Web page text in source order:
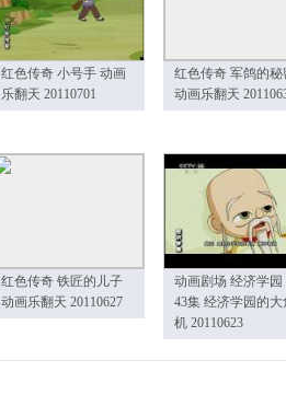
红色传奇 小号手 动画
乐翻天 20110701
红色传奇 军鸽的秘
动画乐翻天
红色传奇 铁匠的儿子
动画乐翻天 20110627
动画剧场 经济学园
43集 经济学园的大
机 20110623